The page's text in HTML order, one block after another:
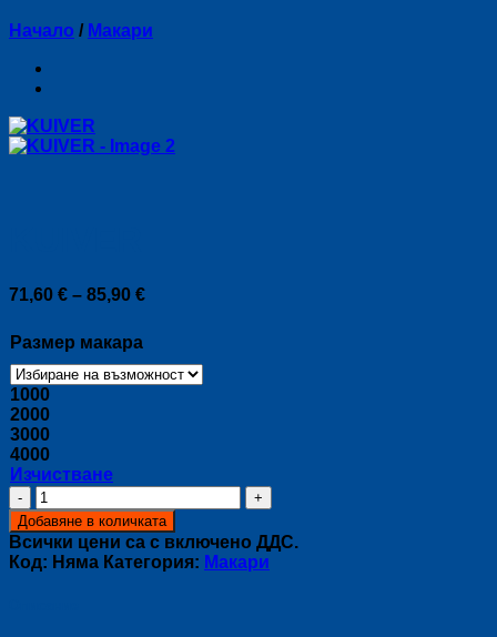
Начало / Макари
71,60 € – 85,90 €Price
85,90 €
Размер макара
1000
2000
3000
4000
Изчистване
количество
за
KUIVER
Добавяне в количката
Всички цени са с включено ДДС.
Код: Няма Категория: Макари